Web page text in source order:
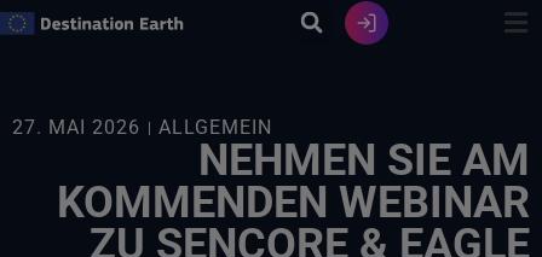
Zum
27. MAI 2026 ALLGEMEIN
NEHMEN SIE AM
KOMMENDEN WEBINAR
ZU SENCORE & EAGLE